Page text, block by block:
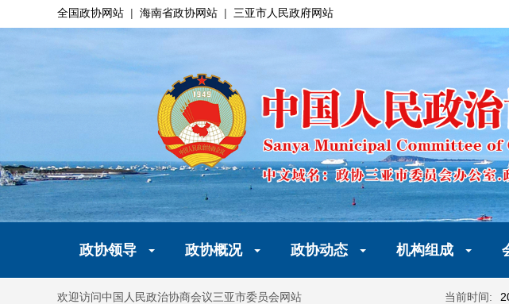
全国政协网站 | 海南省政协网站 | 三亚市人民政府网站
政协领导 政协概况 政协动态 机构组成
欢迎访问中国人民政治协商会议三亚市委员会网站 当前时间: